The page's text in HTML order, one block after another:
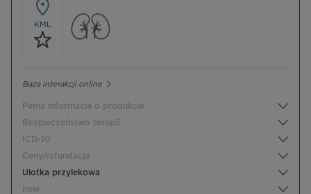
KML
Baza interakcji online
Pełna informacja o produkcie
Bezpieczeństwo terapii
ICD-10
Ceny/refundacja
Ulotka przylekowa
Inne